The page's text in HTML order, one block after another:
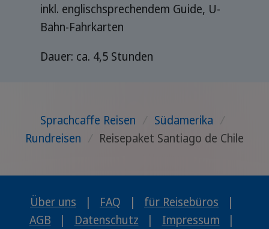
inkl. englischsprechendem Guide, U-
Bahn-Fahrkarten
Dauer: ca. 4,5 Stunden
Sprachcaffe Reisen / Südamerika /
Rundreisen / Reisepaket Santiago de Chile
Über uns | FAQ | für Reisebüros
|
AGB
| Datenschutz | Impressum |